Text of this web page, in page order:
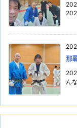
那
ん